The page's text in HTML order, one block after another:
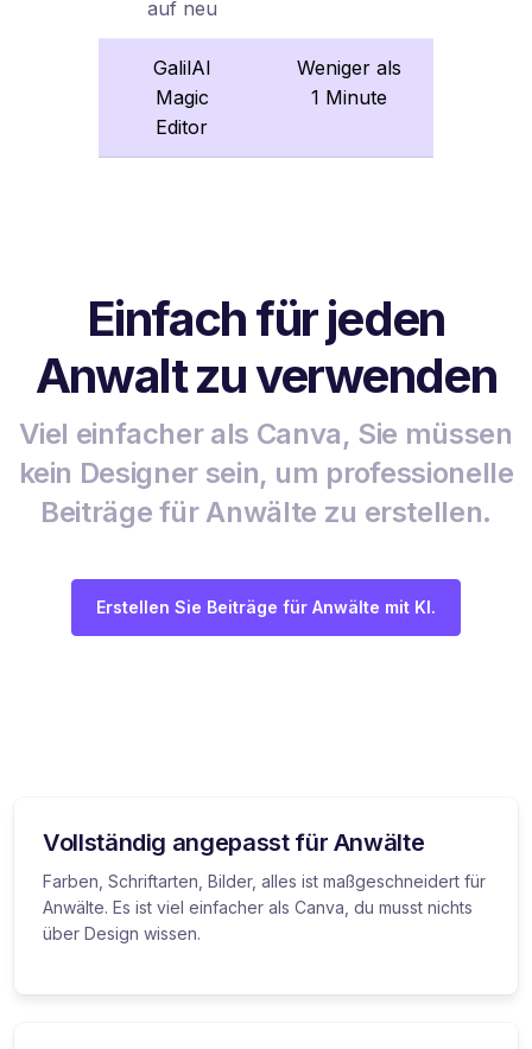
auf neu
GalilAI
Magic
Editor
Weniger als
1 Minute
Einfach für jeden
Anwalt zu verwenden
Viel einfacher als Canva, Sie müssen
kein Designer sein, um professionelle
Beiträge für Anwälte zu erstellen.
Erstellen Sie Beiträge für Anwälte mit KI.
Vollständig angepasst für Anwälte
Farben, Schriftarten, Bilder, alles ist maßgeschneidert für
Anwälte. Es ist viel einfacher als Canva, du musst nichts
über Design wissen.